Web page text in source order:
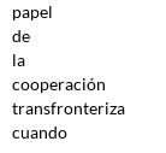
papel
de
la
cooperación
transfronteriza
cuando